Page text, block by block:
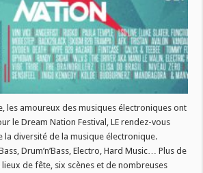
les amoureux des musiques électroniques ont
le Dream Nation Festival, LE rendez-vous
la diversité de la musique électronique.
Drum’n’Bass, Electro, Hard Music… Plus de
lieux de fête, six scènes et de nombreuses